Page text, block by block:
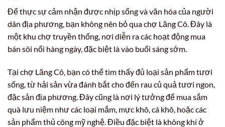
Để thực sự cảm nhận được nhịp sống và văn hóa của người
dân địa phương, bạn không nên bỏ qua chợ Lăng Cô. Đây là
một khu chợ truyền thống, nơi diễn ra các hoạt động mua
bán sôi nổi hàng ngày, đặc biệt là vào buổi sáng sớm.
Tại chợ Lăng Cô, bạn có thể tìm thấy đủ loại sản phẩm tươi
sống, từ hải sản vừa đánh bắt cho đến rau củ quả tươi ngon,
đặc sản địa phương. Đây cũng là nơi lý tưởng để mua sắm
quà lưu niệm như các loại mắm, mực khô, cá khô, hoặc các
sản phẩm thủ công mỹ nghệ. Điều đặc biệt là không khí ở